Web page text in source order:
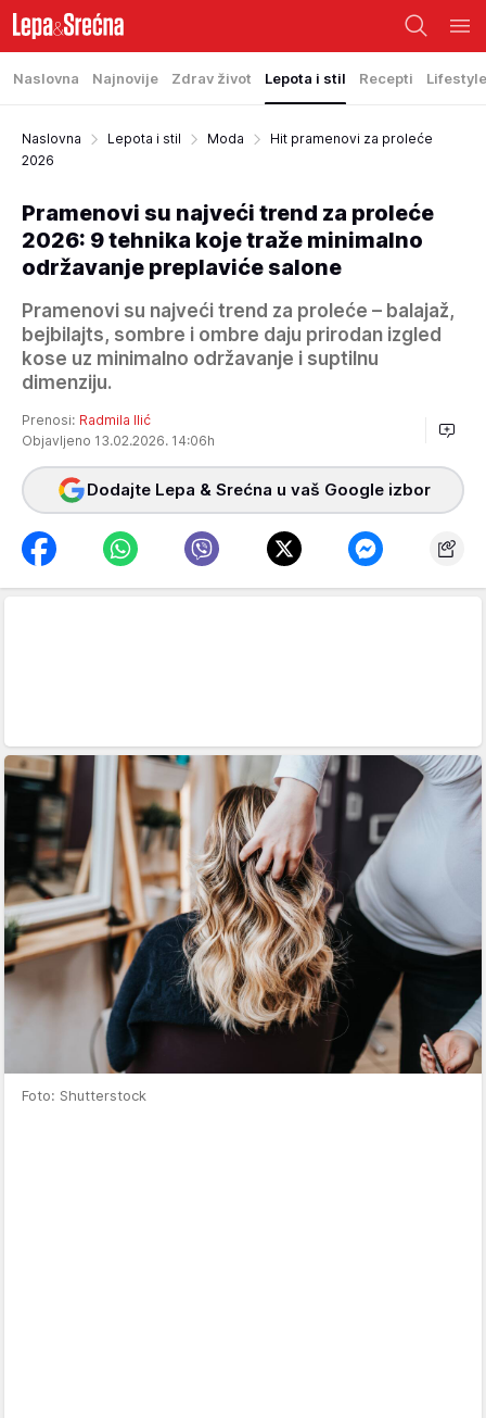
Naslovna Najnovije Zdrav život Lepota i stil Recepti Lifestyle
Naslovna Lepota i stil Moda
Hit pramenovi za proleće
2026
Pramenovi su najveći trend za proleće
2026: 9 tehnika koje traže minimalno
održavanje preplaviće salone
Pramenovi su najveći trend za proleće – balajaž,
bejbilajts, sombre i ombre daju prirodan izgled
kose uz minimalno održavanje i suptilnu
dimenziju.
Prenosi: Radmila Ilić
Objavljeno 13.02.2026. 14:06h
Dodajte Lepa & Srećna u vaš Google izbor
Foto: Shutterstock